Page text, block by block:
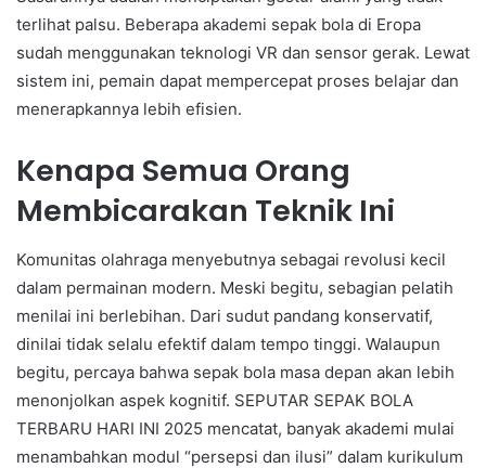
terlihat palsu. Beberapa akademi sepak bola di Eropa
sudah menggunakan teknologi VR dan sensor gerak. Lewat
sistem ini, pemain dapat mempercepat proses belajar dan
menerapkannya lebih efisien.
Kenapa Semua Orang
Membicarakan Teknik Ini
Komunitas olahraga menyebutnya sebagai revolusi kecil
dalam permainan modern. Meski begitu, sebagian pelatih
menilai ini berlebihan. Dari sudut pandang konservatif,
dinilai tidak selalu efektif dalam tempo tinggi. Walaupun
begitu, percaya bahwa sepak bola masa depan akan lebih
menonjolkan aspek kognitif. SEPUTAR SEPAK BOLA
TERBARU HARI INI 2025 mencatat, banyak akademi mulai
menambahkan modul “persepsi dan ilusi” dalam kurikulum